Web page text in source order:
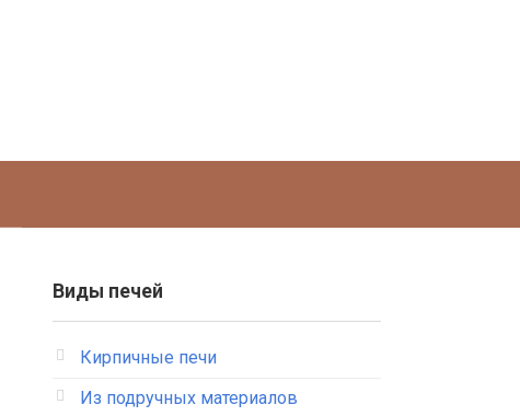
Виды печей
Кирпичные печи
Из подручных материалов